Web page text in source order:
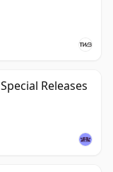
Releases